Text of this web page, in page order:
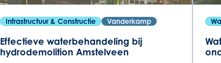
Infrastructuur & Constructie Vanderkamp
Effectieve waterbehandeling bij
hydrodemolition Amstelveen